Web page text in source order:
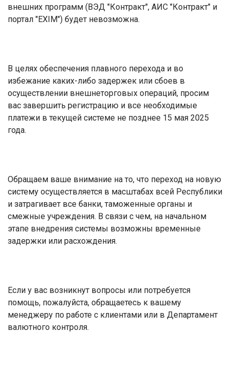
внешних программ (ВЭД "Контракт", АИС "Контракт" и
портал "EXIM") будет невозможна.
В целях обеспечения плавного перехода и во
избежание каких-либо задержек или сбоев в
осуществлении внешнеторговых операций, просим
вас завершить регистрацию и все необходимые
платежи в текущей системе не позднее 15 мая 2025
года.
Обращаем ваше внимание на то, что переход на новую
систему осуществляется в масштабах всей Республики
и затрагивает все банки, таможенные органы и
смежные учреждения. В связи с чем, на начальном
этапе внедрения системы возможны временные
задержки или расхождения.
Если у вас возникнут вопросы или потребуется
помощь, пожалуйста, обращаетесь к вашему
менеджеру по работе с клиентами или в Департамент
валютного контроля.